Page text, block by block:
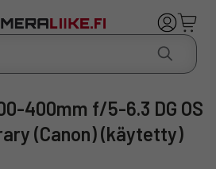
(Canon) (käytetty)